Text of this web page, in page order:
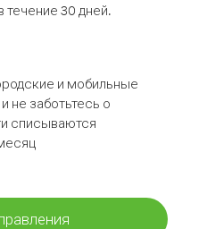
30 дней.
и мобильные
не заботьтесь о
списываются